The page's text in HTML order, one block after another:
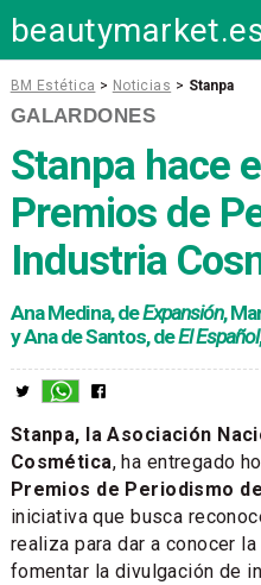
BM Estética > Noticias > Stanpa
GALARDONES
Stanpa hace
Premios de
Industria
Ana Medina, deExpansión,
y Ana de Santos, deEl Español
Stanpa, la Asociación
Cosmética, ha entregado
Premios de Periodismo
iniciativa que busca
realiza para dar a conocer
fomentar la divulgación de